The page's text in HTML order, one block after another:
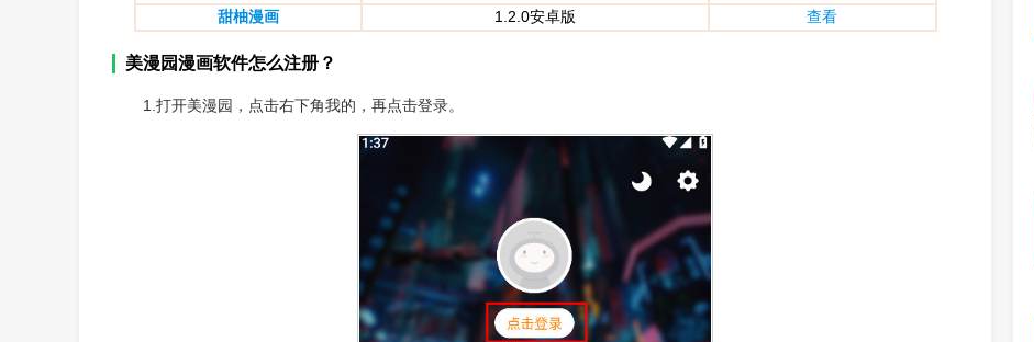
甜柚漫画
1.2.0安卓版 查看
美漫园漫画软件怎么注册？
1.打开美漫园，点击右下角我的，再点击登录。